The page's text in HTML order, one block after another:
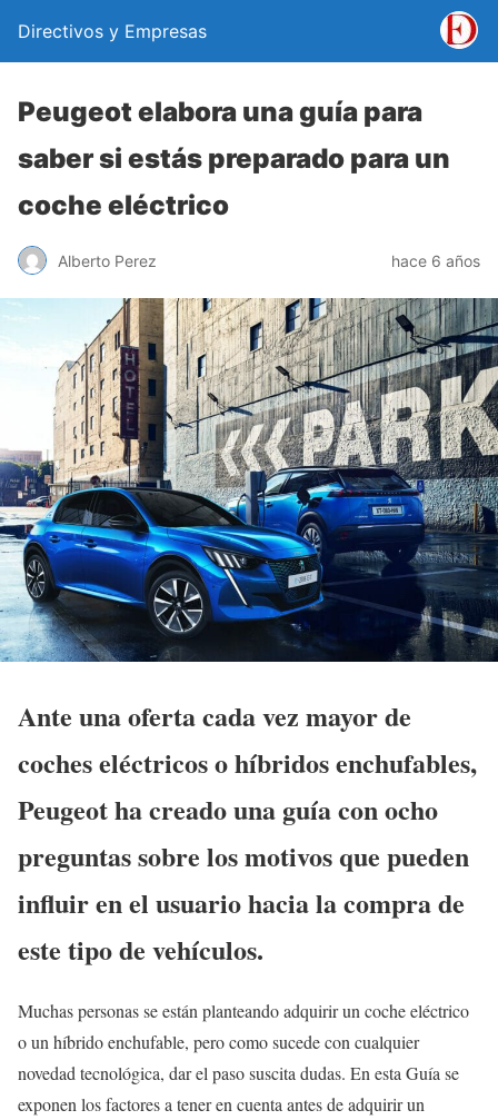
Directivos y Empresas
Peugeot elabora una guía para
saber si estás preparado para un
coche eléctrico
Alberto Perez hace 6 años
Ante una oferta cada vez mayor de
coches eléctricos o híbridos enchufables,
Peugeot ha creado una guía con ocho
preguntas sobre los motivos que pueden
influir en el usuario hacia la compra de
este tipo de vehículos.
Muchas personas se están planteando adquirir un coche eléctrico
o un híbrido enchufable, pero como sucede con cualquier
novedad tecnológica, dar el paso suscita dudas. En esta Guía se
exponen los factores a tener en cuenta antes de adquirir un